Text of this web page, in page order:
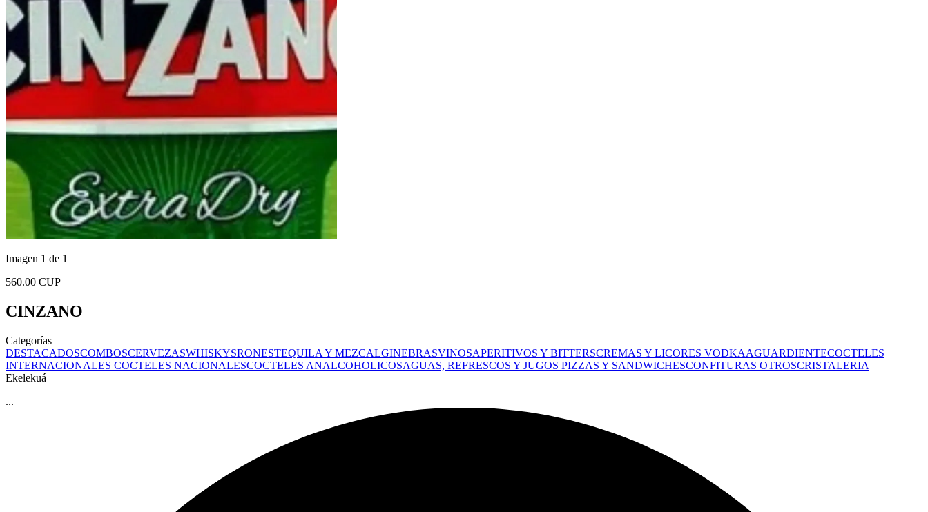
Imagen 1 de 1
560.00 CUP
CINZANO
Categorías
DESTACADOSCOMBOSCERVEZASWHISKYSRONESTEQUILA Y MEZCALGINEBRASVINOSAPERITIVOS Y BITTERSCREMAS Y LICORES VODKAAGUARDIENTECOCTELES
INTERNACIONALES COCTELES NACIONALESCOCTELES ANALCOHOLICOSAGUAS, REFRESCOS Y JUGOS PIZZAS Y SANDWICHESCONFITURAS OTROSCRISTALERIA
Ekelekuá
...